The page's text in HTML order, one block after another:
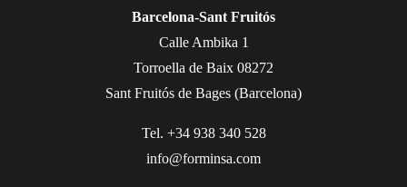
Barcelona-Sant Fruitós
Calle Ambika 1
Torroella de Baix 08272
Sant Fruitós de Bages (Barcelona)
Tel. +34 938 340 528
info@forminsa.com